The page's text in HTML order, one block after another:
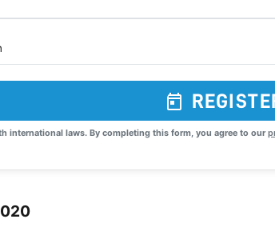
international laws. By completing this form, you agree to our